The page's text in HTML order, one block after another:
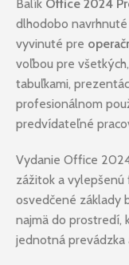
Balík Office 2024
dlhodobo
vyvinuté pre
voľbou pre
tabuľkami,
profesionálnom
predvídateľné
Vydanie Office
zážitok a vylepšenú
osvedčené základy
najmä do prostredí,
jednotná prevádzka